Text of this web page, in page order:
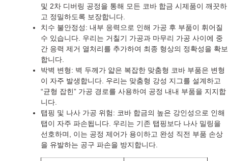
및 2차 디버링 공정을 통해 모든 코바 합금 시제품이 깨끗하
고 정밀하도록 보장합니다.
치수 불안정성: 내부 응력으로 인해 가공 후 부품이 휘어질
수 있습니다. 우리는 거칠기 가공과 마무리 가공 사이에 중
간 응력 제거 열처리를 추가하여 최종 형상의 정확성을 확보
합니다.
박벽 변형: 벽 두께가 얇은 복잡한 맞춤형 코바 부품은 변형
이 자주 발생합니다. 우리는 맞춤형 강성 지그를 설계하고
“균형 잡힌” 가공 경로를 사용하여 공정 내내 부품을 지지합
니다.
탭핑 및 나사 가공 위험: 코바 합금의 높은 강인성으로 인해
탭이 자주 파손됩니다. 우리는 기존 탭핑보다 나사 밀링을
선호하며, 이는 공정 제어가 용이하고 완성 직전 부품 손상
을 유발하는 공구 파손을 방지합니다.